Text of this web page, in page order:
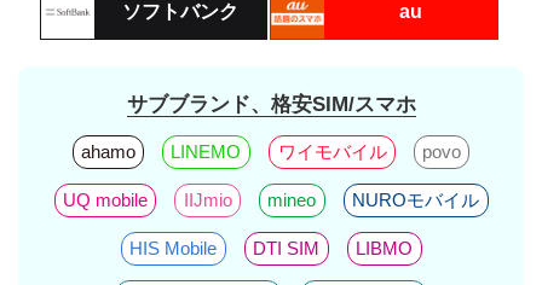
ソフトバンク au
サブブランド、格安SIM/スマホ
ahamo LINEMO ワイモバイル povo
UQ mobile IIJmio mineo NUROモバイル
HIS Mobile DTI SIM LIBMO